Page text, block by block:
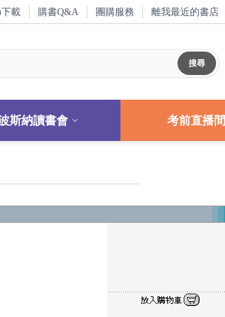
載 購書Q&A 團購服務 離我最近的書店
斯納讀書會 考前直播間